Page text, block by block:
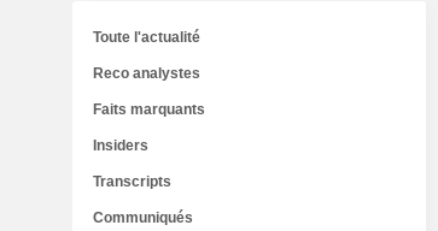
Toute l'actualité
Reco analystes
Faits marquants
Insiders
Transcripts
Communiqués